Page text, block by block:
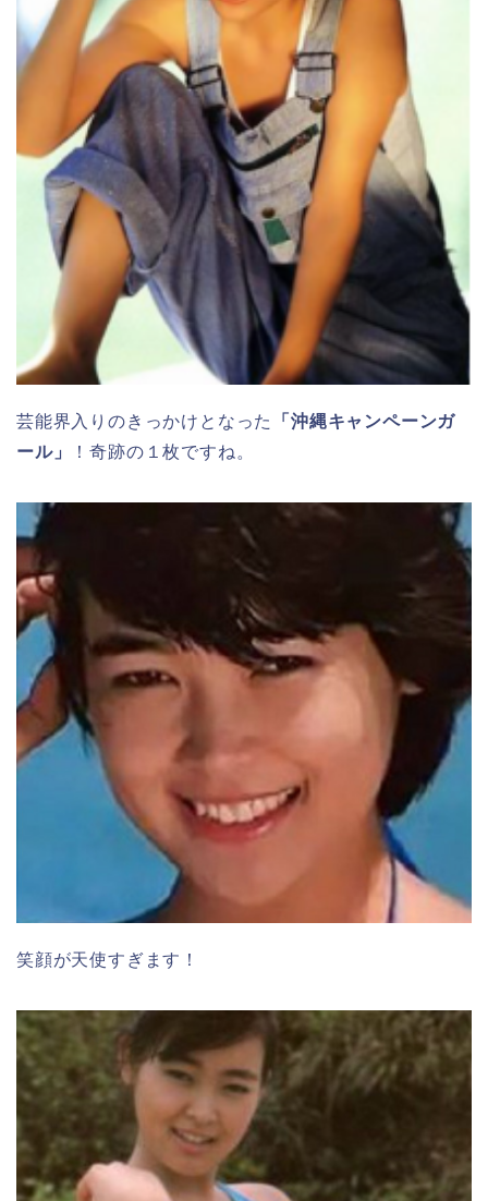
芸能界入りのきっかけとなった
「沖縄キャンペーンガ
ール」
！奇跡の１枚ですね。
笑顔が天使すぎます！